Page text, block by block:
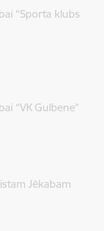
“Sporta klubs
“VK Gulbene”
Jēkabam